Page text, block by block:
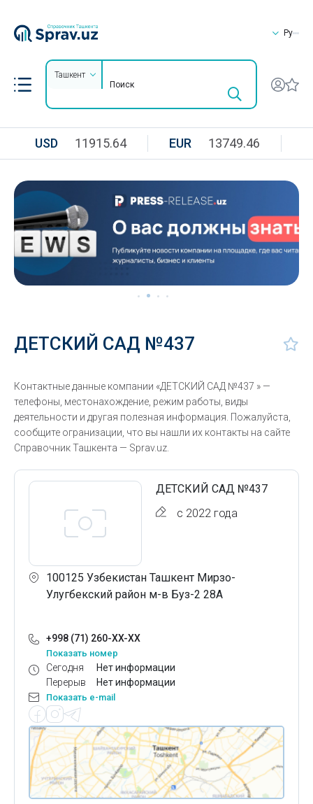
Ру
Ташкент
USD 11915.64 EUR 13749.46
ДЕТСКИЙ САД №437
Контактные данные компании «ДЕТСКИЙ САД №437 » —
телефоны, местонахождение, режим работы, виды
деятельности и другая полезная информация. Пожалуйста,
сообщите огранизации, что вы нашли их контакты на сайте
Справочник Ташкента — Sprav.uz.
ДЕТСКИЙ САД №437
с 2022 года
100125 Узбекистан Ташкент Мирзо-
Улугбекский район м-в Буз-2 28А
+998 (71) 260-XX-XX
Показать номер
Сегодня
Перерыв
Нет информации
Нет информации
Показать e-mail